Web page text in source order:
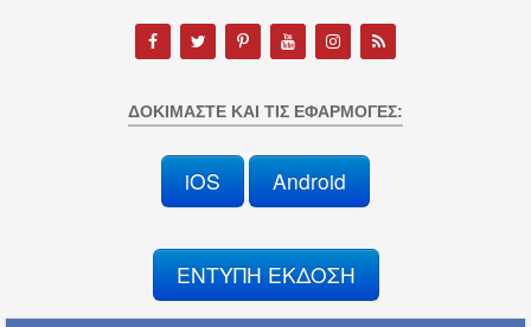
ΔΟΚΙΜΆΣΤΕ ΚΑΙ ΤΙΣ ΕΦΑΡΜΟΓΈΣ:
iOS Android
ΕΝΤΥΠΗ ΕΚΔΟΣΗ